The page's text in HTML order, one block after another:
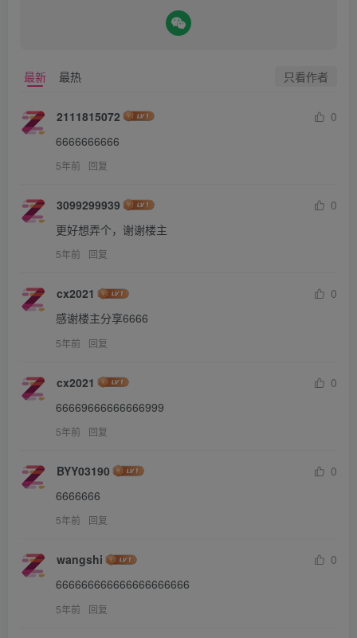
最新 最热 只看作者
2111815072
0
6666666666
5年前 回复
3099299939
0
更好想弄个，谢谢楼主
5年前 回复
cx2021
0
感谢楼主分享6666
5年前 回复
cx2021
0
66669666666666999
5年前 回复
BYY03190
0
6666666
5年前 回复
wangshi
0
666666666666666666666
5年前 回复